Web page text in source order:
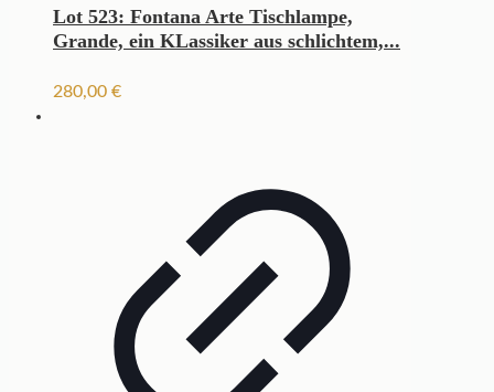
Lot 523: Fontana Arte Tischlampe,
Grande, ein KLassiker aus schlichtem,...
280,00 €